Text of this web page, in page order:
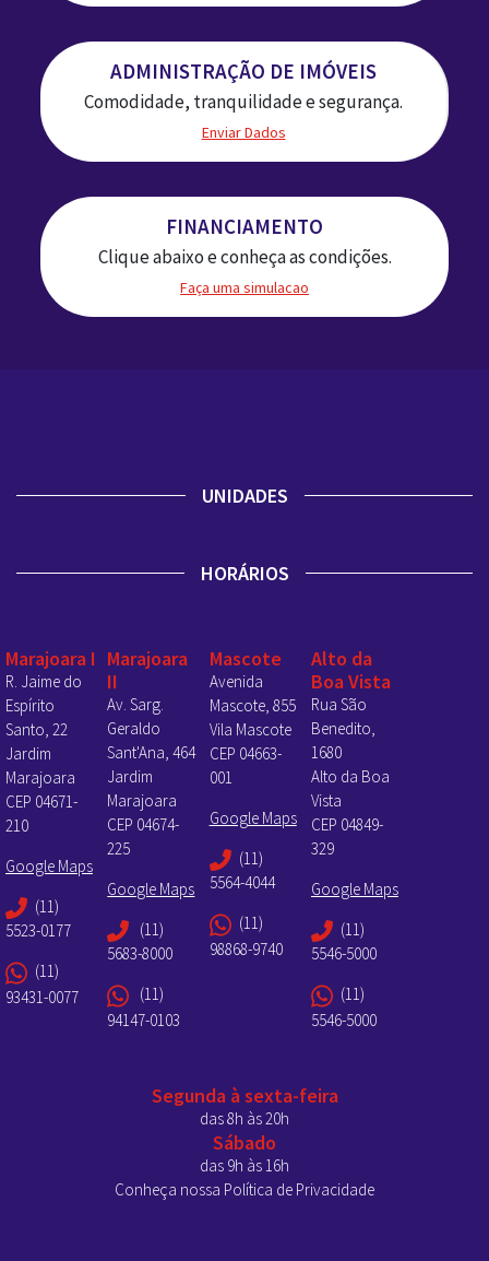
ADMINISTRAÇÃO DE IMÓVEIS
Comodidade, tranquilidade e segurança.
Enviar Dados
FINANCIAMENTO
Clique abaixo e conheça as condições.
Faça uma simulacao
UNIDADES
HORÁRIOS
Marajoara I
R. Jaime do
Espírito
Santo, 22
Jardim
Marajoara
CEP 04671-
210
Google Maps
(11)
5523-0177
(11)
93431-0077
Marajoara
II
Av. Sarg.
Geraldo
Sant'Ana, 464
Jardim
Marajoara
CEP 04674-
225
Google Maps
(11)
5683-8000
(11)
94147-0103
Mascote
Avenida
Mascote, 855
Vila Mascote
CEP 04663-
001
Google Maps
(11)
5564-4044
(11)
98868-9740
Alto da
Boa Vista
Rua São
Benedito,
1680
Alto da Boa
Vista
CEP 04849-
329
Google Maps
(11)
5546-5000
(11)
5546-5000
Segunda à sexta-feira
das 8h às 20h
Sábado
das 9h às 16h
Conheça nossa Política de Privacidade